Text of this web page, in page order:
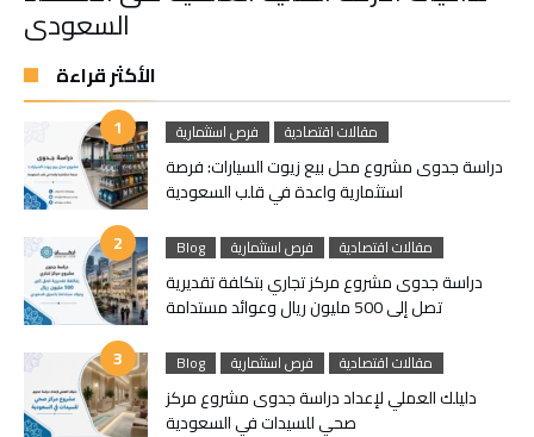
السعودي
الأكثر قراءة
فرص استثمارية مقالات اقتصادية
دراسة جدوى مشروع محل بيع زيوت السيارات: فرصة
استثمارية واعدة في قلب السعودية
Blog فرص استثمارية مقالات اقتصادية
دراسة جدوى مشروع مركز تجاري بتكلفة تقديرية
تصل إلى 500 مليون ريال وعوائد مستدامة
Blog فرص استثمارية مقالات اقتصادية
دليلك العملي لإعداد دراسة جدوى مشروع مركز
صحي للسيدات في السعودية